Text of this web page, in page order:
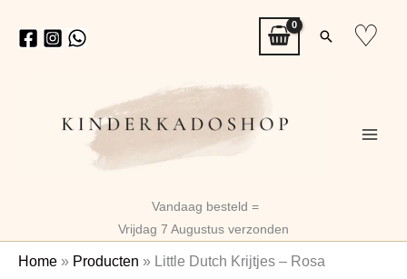
naar
Zoeken
♡
Vandaag besteld =
Vrijdag 7 Augustus verzonden
Home » Producten » Little Dutch Krijtjes – Rosa